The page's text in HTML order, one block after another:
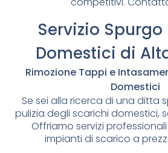
Servizio
Domestici di
Rimozione Tappi e
Domestici
Se sei alla ricerca di una ditta
pulizia degli scarichi domestici,
Offriamo servizi
impianti di scarico a